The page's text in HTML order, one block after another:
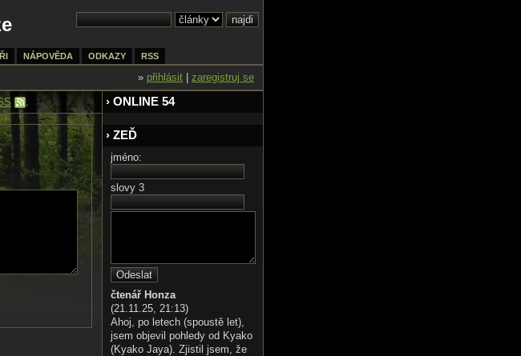
NÁPOVĚDA ODKAZY RSS
» přihlásit zaregistruj se
.
› ONLINE 54
› ZEĎ
jméno:
slovy 3
čtenář Honza
(21.11.25, 21:13)
Ahoj, po letech (spoustě let),
jsem objevil pohledy od Kyako
(Kyako Jaya). Zjistil jsem, že